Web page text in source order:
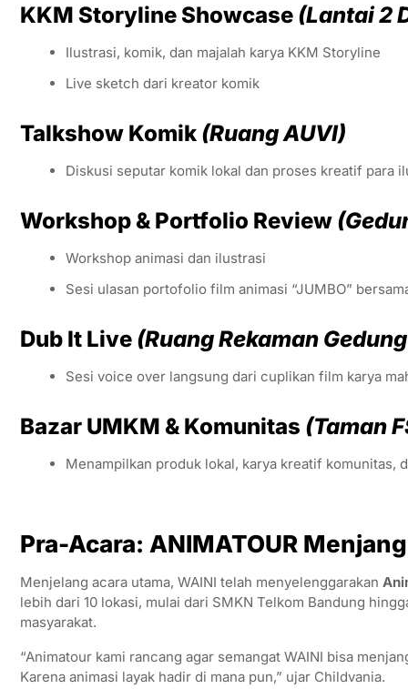
KKM Storyline Showcase (Lantai 2
Ilustrasi, komik, dan majalah karya KKM Storyline
Live sketch dari kreator komik
Talkshow Komik (Ruang AUVI)
Diskusi seputar komik lokal dan proses kreatif para
Workshop & Portfolio Review
Workshop animasi dan ilustrasi
Sesi ulasan portofolio film animasi “JUMBO”
Dub It Live (Ruang Rekaman
Sesi voice over langsung dari cuplikan film karya
Bazar UMKM & Komunitas (Taman
Menampilkan produk lokal, karya kreatif komunitas,
Pra-Acara: ANIMATOUR
Menjelang acara utama, WAINI telah menyelenggarakan
lebih dari 10 lokasi, mulai dari SMKN Telkom Bandung
masyarakat.
“Animatour kami rancang agar semangat WAINI bisa
Karena animasi layak hadir di mana pun,” ujar Childvania.